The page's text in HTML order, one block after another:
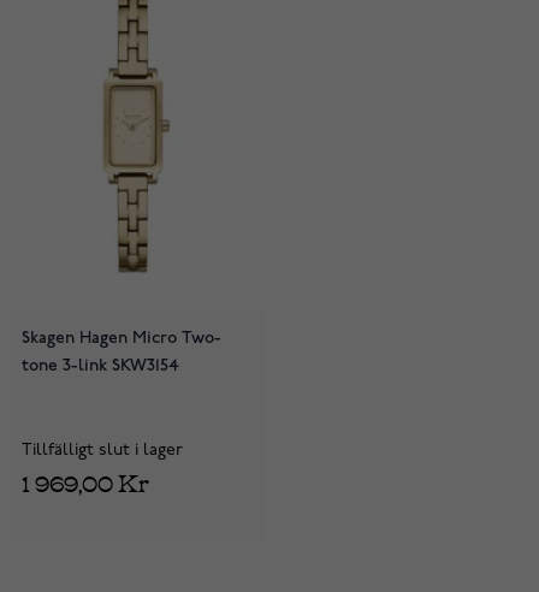
Skagen Hagen Micro Two-
tone 3-link SKW3154
Tillfälligt slut i lager
1 969,00 Kr